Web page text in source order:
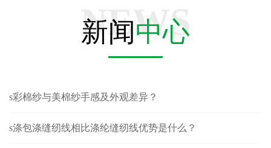
NEWS
新闻中心
s彩棉纱与美棉纱手感及外观差异？
s涤包涤缝纫线相比涤纶缝纫线优势是什么？